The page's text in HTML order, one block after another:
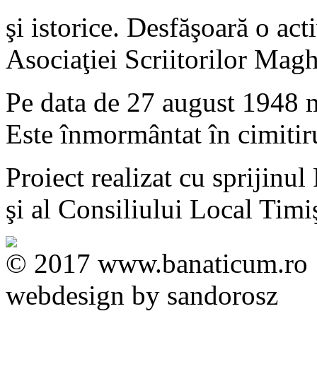
şi istorice. Desfăşoară o
Asociaţiei Scriitorilor
Pe data de 27 august 1948
Este înmormântat în
Proiect realizat cu
şi al Consiliului Local
© 2017 www.banaticum.ro
webdesign by sandorosz